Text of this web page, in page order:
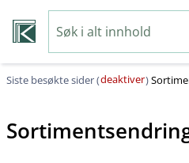
Siste besøkte sider (deaktiver)